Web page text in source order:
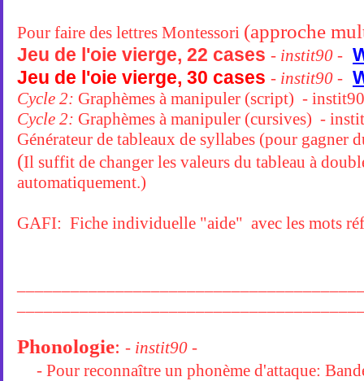
Pour faire des lettres Montessori (approche
Jeu de l'oie vierge, 22 cases - instit90 -
Jeu de l'oie vierge, 30 cases - instit90 -
Cycle 2: Graphèmes à manipuler (script) -
Cycle 2: Graphèmes à manipuler (cursives) -
Générateur de tableaux de syllabes (pour
(Il suffit de changer les valeurs du tableau à
automatiquement.)
GAFI: Fiche individuelle "aide" avec les mots
Phonologie: - instit90 -
- Pour reconnaître un phonème d'attaque: